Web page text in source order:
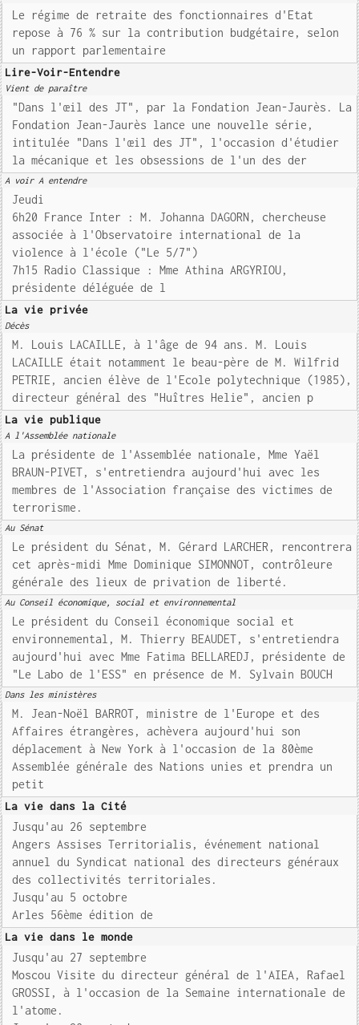
Le régime de retraite des fonctionnaires d'Etat
repose à 76 % sur la contribution budgétaire, selon
un rapport parlementaire
Lire-Voir-Entendre
Vient de paraître
"Dans l'œil des JT", par la Fondation Jean-Jaurès. La
Fondation Jean-Jaurès lance une nouvelle série,
intitulée "Dans l'œil des JT", l'occasion d'étudier
la mécanique et les obsessions de l'un des der
A voir A entendre
Jeudi
6h20 France Inter : M. Johanna DAGORN, chercheuse
associée à l'Observatoire international de la
violence à l'école ("Le 5/7")
7h15 Radio Classique : Mme Athina ARGYRIOU,
présidente déléguée de l
La vie privée
Décès
M. Louis LACAILLE, à l'âge de 94 ans. M. Louis
LACAILLE était notamment le beau-père de M. Wilfrid
PETRIE, ancien élève de l'Ecole polytechnique (1985),
directeur général des "Huîtres Helie", ancien p
La vie publique
A l'Assemblée nationale
La présidente de l'Assemblée nationale, Mme Yaël
BRAUN-PIVET, s'entretiendra aujourd'hui avec les
membres de l'Association française des victimes de
terrorisme.
Au Sénat
Le président du Sénat, M. Gérard LARCHER, rencontrera
cet après-midi Mme Dominique SIMONNOT, contrôleure
générale des lieux de privation de liberté.
Au Conseil économique, social et environnemental
Le président du Conseil économique social et
environnemental, M. Thierry BEAUDET, s'entretiendra
aujourd'hui avec Mme Fatima BELLAREDJ, présidente de
"Le Labo de l'ESS" en présence de M. Sylvain BOUCH
Dans les ministères
M. Jean-Noël BARROT, ministre de l'Europe et des
Affaires étrangères, achèvera aujourd'hui son
déplacement à New York à l'occasion de la 80ème
Assemblée générale des Nations unies et prendra un
petit
La vie dans la Cité
Jusqu'au 26 septembre
Angers Assises Territorialis, événement national
annuel du Syndicat national des directeurs généraux
des collectivités territoriales.
Jusqu'au 5 octobre
Arles 56ème édition de
La vie dans le monde
Jusqu'au 27 septembre
Moscou Visite du directeur général de l'AIEA, Rafael
GROSSI, à l'occasion de la Semaine internationale de
l'atome.